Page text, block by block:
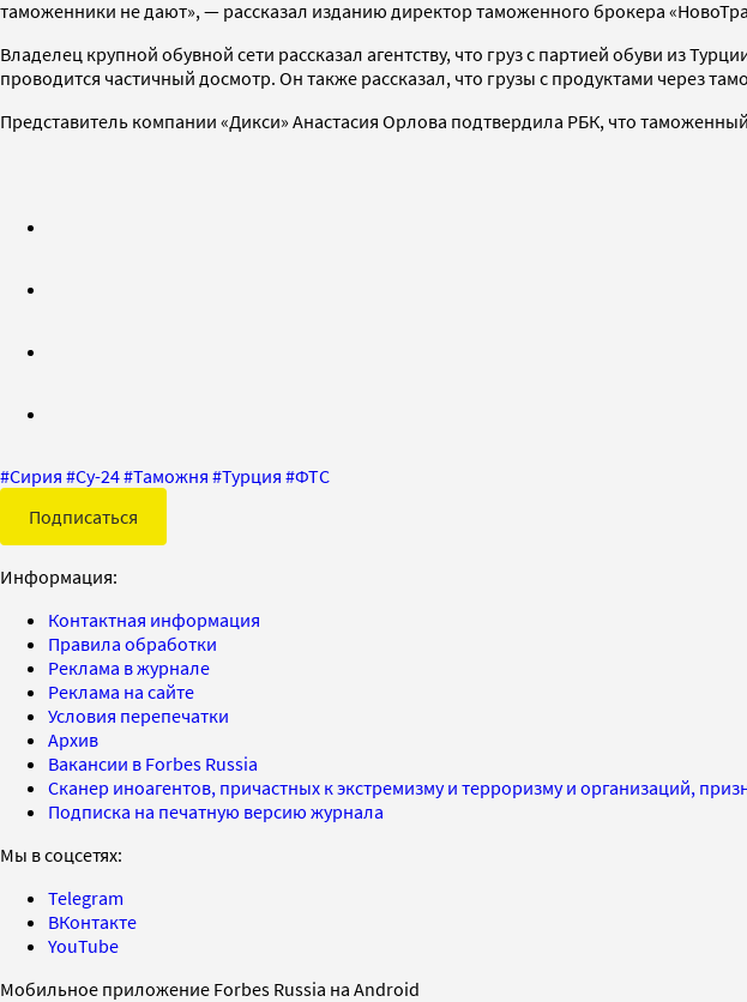
таможенники не дают», — рассказал изданию директор таможенного брокера
Владелец крупной обувной сети рассказал агентству, что груз с партией обуви из
проводится частичный досмотр. Он также рассказал, что грузы с продуктами через
Представитель компании «Дикси» Анастасия Орлова подтвердила РБК, что
#Сирия #Су-24#Таможня #Турция #ФТС
Подписаться
Информация:
Контактная информация
Правила обработки
Реклама в журнале
Реклама на сайте
Условия перепечатки
Архив
Вакансии в Forbes Russia
Сканер иноагентов, причастных к экстремизму и терроризму и организаций,
Подписка на печатную версию журнала
Мы в соцсетях:
Telegram
ВКонтакте
YouTube
Мобильное приложение Forbes Russia на Android